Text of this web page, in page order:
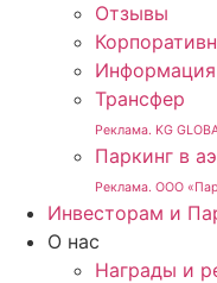
Отзывы
Трансфер
Реклама. KG
Паркинг в
Реклама. ООО
Инвесторам и
О нас
Награды и